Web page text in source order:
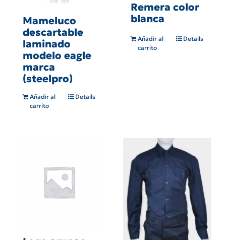
Mameluco
descartable
laminado
modelo eagle
marca
(steelpro)
Añadir al
carrito
Details
Remera color
blanca
Añadir al
carrito
Details